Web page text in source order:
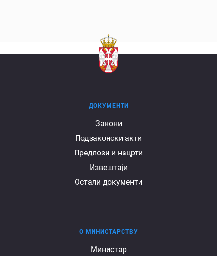
ДОКУМЕНТИ
Закони
Подзаконски акти
Предлози и нацрти
Извештаји
Остали документи
О МИНИСТАРСТВУ
Министар